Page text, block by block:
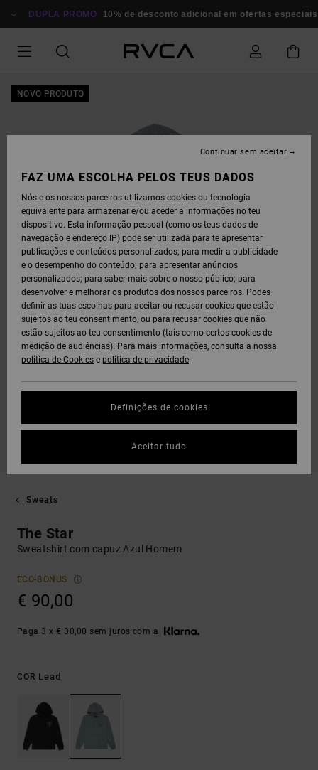
PARA
DUPLA PROMO 10% de desconto adicional em ofertas especiais
NOVO PRODUTO
Sweats
The Star
Sweatshirt com capuz Azul Homem
ECO-BONUS
€ 90,00
Paga 3 x € 30,00 sem juros com a
COR Lead
FAZ UMA ESCOLHA PELOS TEUS DADOS
Nós e os nossos parceiros utilizamos cookies ou tecnologia
equivalente para armazenar e/ou aceder a informações no teu
dispositivo. Esta informação pessoal (como os teus dados de
navegação e endereço IP) pode ser utilizada para te apresentar
publicações e conteúdos personalizados; para medir a publicidade
e o desempenho do conteúdo; para apresentar anúncios
personalizados; para saber mais sobre o nosso público; para
desenvolver e melhorar os produtos dos nossos parceiros. Podes
definir as tuas escolhas para aceitar ou recusar cookies que estão
sujeitos ao teu consentimento, ou para recusar cookies que não
estão sujeitos ao teu consentimento (tais como certos cookies de
medição de audiências). Para mais informações, consulta a nossa
política de Cookies e política de privacidade
Definições de cookies
Continuar sem aceitar
Aceitar tudo